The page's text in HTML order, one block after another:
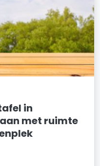
in
met ruimte